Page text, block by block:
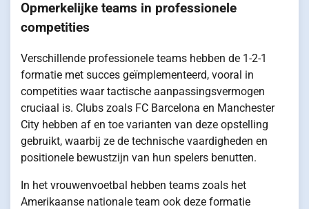
Opmerkelijke teams in professionele
competities
Verschillende professionele teams hebben de 1-2-1
formatie met succes geïmplementeerd, vooral in
competities waar tactische aanpassingsvermogen
cruciaal is. Clubs zoals FC Barcelona en Manchester
City hebben af en toe varianten van deze opstelling
gebruikt, waarbij ze de technische vaardigheden en
positionele bewustzijn van hun spelers benutten.
In het vrouwenvoetbal hebben teams zoals het
Amerikaanse nationale team ook deze formatie